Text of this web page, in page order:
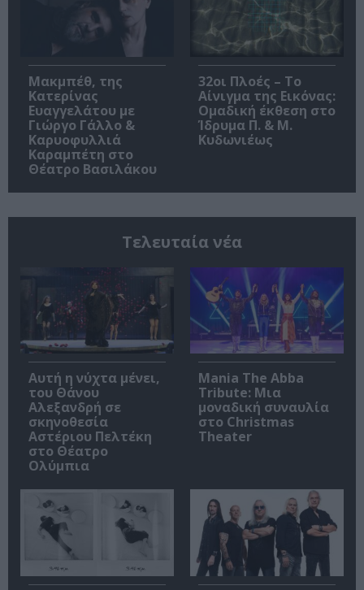
Μακμπέθ, της
Κατερίνας
Ευαγγελάτου με
Γιώργο Γάλλο &
Καρυοφυλλιά
Καραμπέτη στο
Θέατρο Βασιλάκου
32οι Πλοές – Το
Αίνιγμα της Εικόνας:
Ομαδική έκθεση στο
Ίδρυμα Π. & Μ.
Κυδωνιέως
Τελευταία νέα
Αυτή η νύχτα μένει,
του Θάνου
Αλεξανδρή σε
σκηνοθεσία
Αστέριου Πελτέκη
στο Θέατρο
Ολύμπια
Mania The Abba
Tribute: Μια
μοναδική συναυλία
στο Christmas
Theater